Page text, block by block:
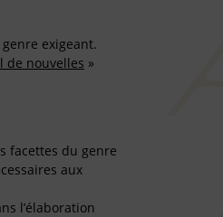
exigeant.
de nouvelles »
facettes du genre
aux
l’élaboration